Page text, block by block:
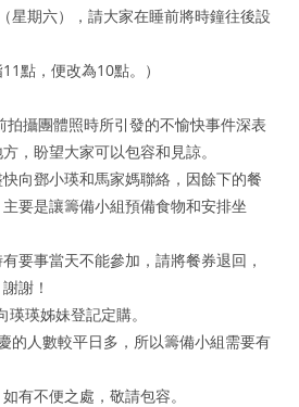
星期六），請大家在睡前將時鐘往後設
點，便改為10點。）
攝團體照時所引發的不愉快事件深表
，盼望大家可以包容和見諒。
向鄧小瑛和馬家媽聯絡，因餘下的餐
要是讓籌備小組預備食物和安排坐
要事當天不能參加，請將餐券退回，
謝！
瑛姊妹登記定購。
的人數較平日多，所以籌備小組需要有
有不便之處，敬請包容。